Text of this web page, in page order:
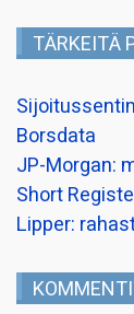
TÄRKEITÄ
Borsdata
JP-Morgan:
Short
Lipper: